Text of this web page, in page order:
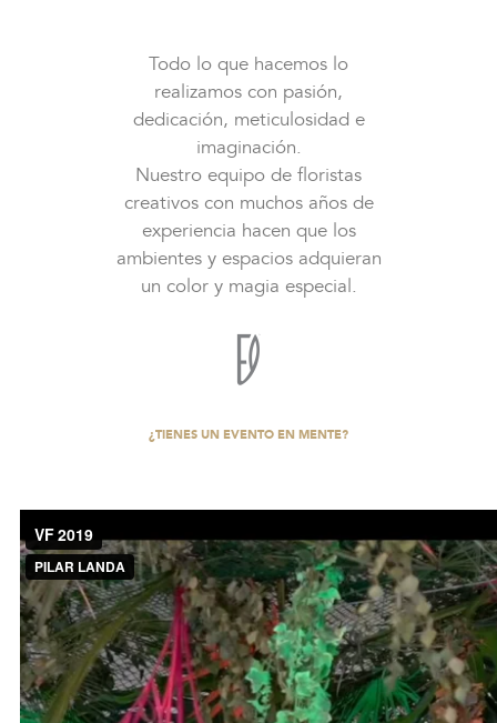
Todo lo que hacemos lo
realizamos con pasión,
dedicación, meticulosidad e
imaginación.
Nuestro equipo de floristas
creativos con muchos años de
experiencia hacen que los
ambientes y espacios adquieran
un color y magia especial.
¿TIENES UN EVENTO EN MENTE?